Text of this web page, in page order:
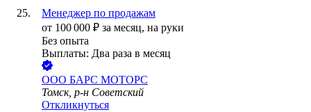
Менеджер по продажам
от 100 000 ₽ за месяц, на руки
Без опыта
Выплаты: Два раза в месяц
ООО БАРС МОТОРС
Томск, р-н Советский
Откликнуться